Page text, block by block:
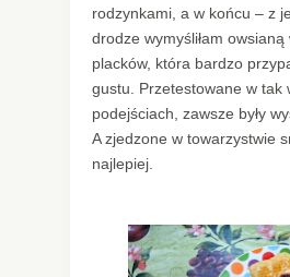
rodzynkami, a w końcu – z
drodze wymyśliłam owsianą
placków, która bardzo
gustu. Przetestowane w tak
podejściach, zawsze były
A zjedzone w towarzystwie
najlepiej.